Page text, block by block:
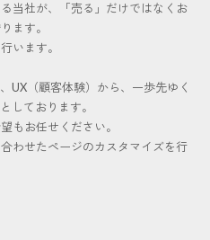
当社が、「売る」だけではなくお
ます。
います。
UX（顧客体験）から、一歩先ゆく
しております。
もお任せください。
わせたページのカスタマイズを行